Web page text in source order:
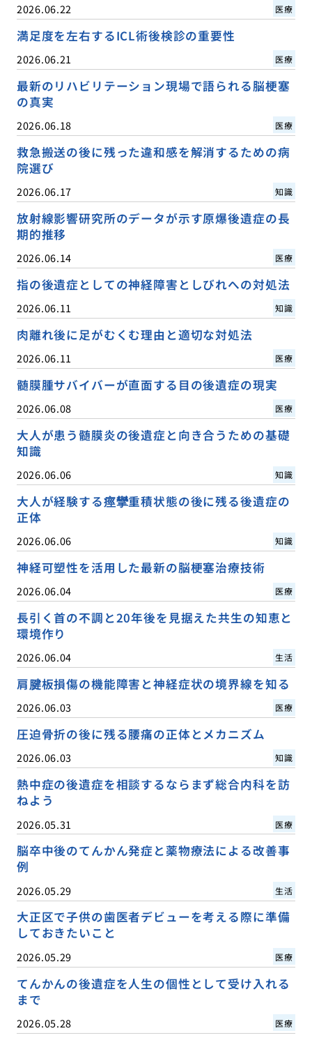
2026.06.22 医療
満足度を左右するICL術後検診の重要性
2026.06.21 医療
最新のリハビリテーション現場で語られる脳梗塞
の真実
2026.06.18 医療
救急搬送の後に残った違和感を解消するための病
院選び
2026.06.17 知識
放射線影響研究所のデータが示す原爆後遺症の長
期的推移
2026.06.14 医療
指の後遺症としての神経障害としびれへの対処法
2026.06.11 知識
肉離れ後に足がむくむ理由と適切な対処法
2026.06.11 医療
髄膜腫サバイバーが直面する目の後遺症の現実
2026.06.08 医療
大人が患う髄膜炎の後遺症と向き合うための基礎
知識
2026.06.06 知識
大人が経験する痙攣重積状態の後に残る後遺症の
正体
2026.06.06 知識
神経可塑性を活用した最新の脳梗塞治療技術
2026.06.04 医療
長引く首の不調と20年後を見据えた共生の知恵と
環境作り
2026.06.04 生活
肩腱板損傷の機能障害と神経症状の境界線を知る
2026.06.03 医療
圧迫骨折の後に残る腰痛の正体とメカニズム
2026.06.03 知識
熱中症の後遺症を相談するならまず総合内科を訪
ねよう
2026.05.31 医療
脳卒中後のてんかん発症と薬物療法による改善事
例
2026.05.29 生活
大正区で子供の歯医者デビューを考える際に準備
しておきたいこと
2026.05.29 医療
てんかんの後遺症を人生の個性として受け入れる
まで
2026.05.28 医療